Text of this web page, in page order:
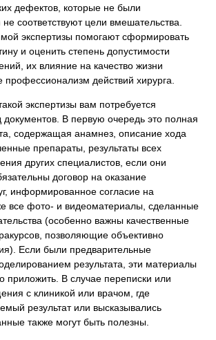
дефектов, которые не были
соответствуют цели вмешательства.
экспертизы помогают сформировать
и оценить степень допустимости
их влияние на качество жизни
профессионализм действий хирурга.
экспертизы вам потребуется
документов. В первую очередь это полная
содержащая анамнез, описание хода
препараты, результаты всех
других специалистов, если они
договор на оказание
информированное согласие на
все фото- и видеоматериалы, сделанные
(особенно важны качественные
позволяющие объективно
Если были предварительные
результата, эти материалы
приложить. В случае переписки или
с клиникой или врачом, где
результат или высказывались
также могут быть полезны.